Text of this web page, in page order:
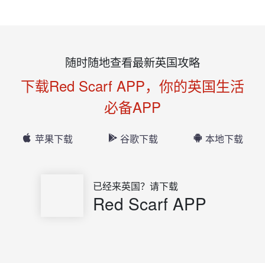
随时随地查看最新英国攻略
下载Red Scarf APP，你的英国生活
必备APP
苹果下载 谷歌下载 本地下载
已经来英国？请下载
Red Scarf APP